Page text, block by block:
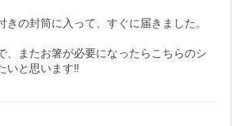
きの封筒に入って、すぐに届きました。
、またお箸が必要になったらこちらのシ
いと思います‼︎